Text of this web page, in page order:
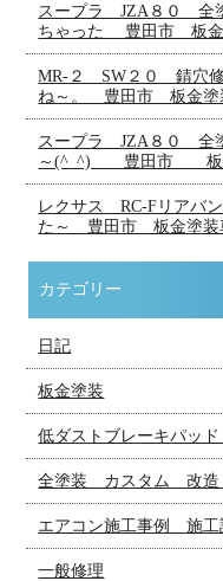
スープラ JZA８０ 全
ちゃった 豊田市 板金
MR-２ SW２０ 錆穴
ね～。 豊田市 板金塗
スープラ JZA８０ 全
～(^_^) 豊田市 板
レクサス RC-Fリアバ
た～ 豊田市 板金塗装
カテゴリー
日記
板金塗装
低ダストブレーキパッ
全塗装 カスタム 改
エアコン施工事例 施
一般修理